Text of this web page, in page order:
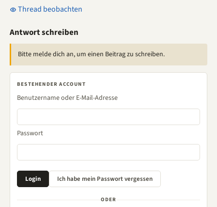
Thread beobachten
Antwort schreiben
Bitte melde dich an, um einen Beitrag zu schreiben.
BESTEHENDER ACCOUNT
Benutzername oder E-Mail-Adresse
Passwort
ODER